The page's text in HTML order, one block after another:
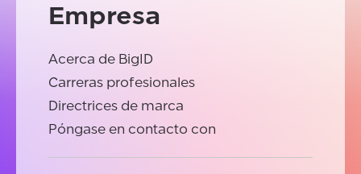
Empresa
Acerca de BigID
Carreras profesionales
Directrices de marca
Póngase en contacto con